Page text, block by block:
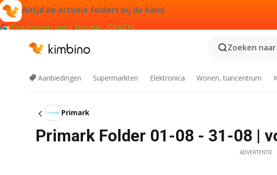
Altijd de actuele folders bij de hand
Toevoegen aan Chrome - GRATIS
Zoeken
Aanbiedingen Supermarkten Elektronica Wonen, tuincentrum
Primark
Primark Folder 01-08 - 31-08 |
ADVERTENTIE